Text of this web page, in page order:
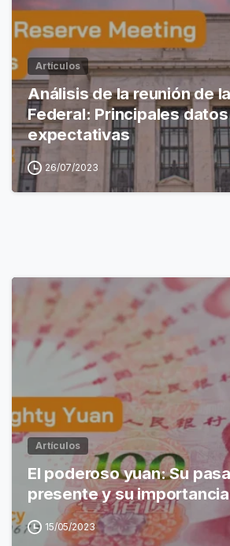
Artículos
Análisis de la reunión de
Federal: Principales
expectativas
26/07/2023
Artículos
El poderoso yuan: Su
presente y su
15/05/2023